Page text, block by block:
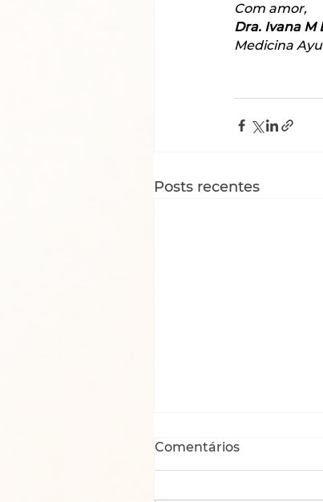
Com amor,
Dra. Ivana M
Medicina
Posts recentes
Comentários